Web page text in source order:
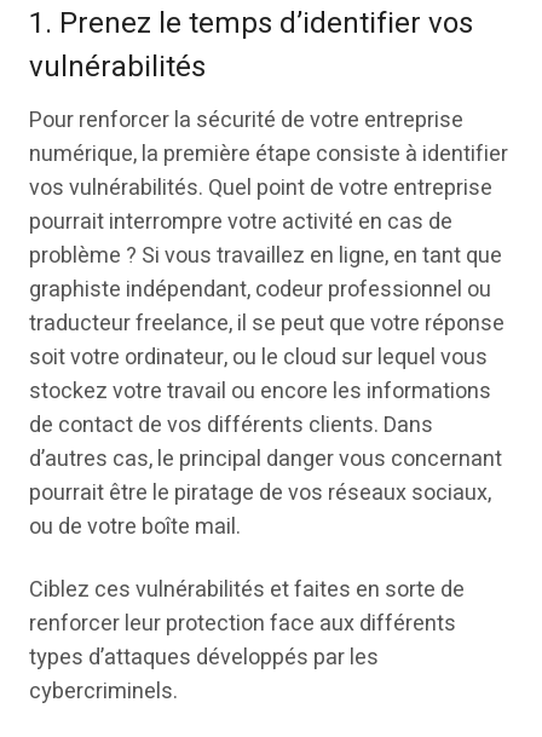
1. Prenez le temps d’identifier vos
vulnérabilités
Pour renforcer la sécurité de votre entreprise
numérique, la première étape consiste à identifier
vos vulnérabilités. Quel point de votre entreprise
pourrait interrompre votre activité en cas de
problème ? Si vous travaillez en ligne, en tant que
graphiste indépendant, codeur professionnel ou
traducteur freelance, il se peut que votre réponse
soit votre ordinateur, ou le cloud sur lequel vous
stockez votre travail ou encore les informations
de contact de vos différents clients. Dans
d’autres cas, le principal danger vous concernant
pourrait être le piratage de vos réseaux sociaux,
ou de votre boîte mail.
Ciblez ces vulnérabilités et faites en sorte de
renforcer leur protection face aux différents
types d’attaques développés par les
cybercriminels.